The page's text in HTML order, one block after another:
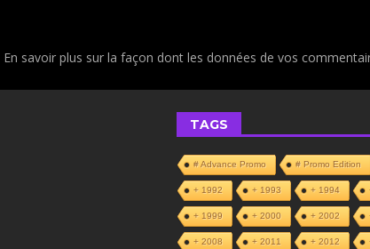
En savoir plus sur la façon dont les données de vos
TAGS
# Advance Promo # Promo Edition
+ 1992 + 1993 + 1994
+ 1999 + 2000 + 2002
+ 2008 + 2011 + 2012